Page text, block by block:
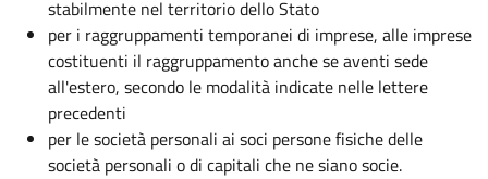
stabilmente nel territorio dello Stato
per i raggruppamenti temporanei di imprese, alle imprese
costituenti il raggruppamento anche se aventi sede
all'estero, secondo le modalità indicate nelle lettere
precedenti
per le società personali ai soci persone fisiche delle
società personali o di capitali che ne siano socie.